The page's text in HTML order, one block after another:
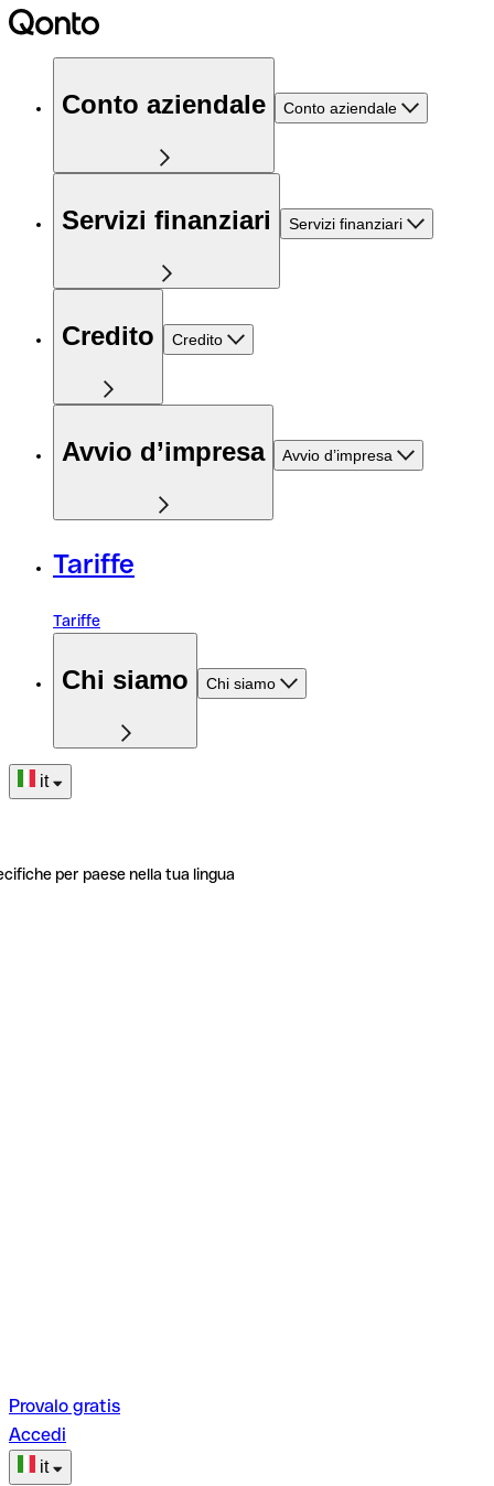
Conto aziendale Conto aziendale
Servizi finanziari Servizi finanziari
Credito Credito
Avvio d’impresa Avvio d’impresa
Tariffe
Tariffe
Chi siamo Chi siamo
it
per paese nella tua lingua
Provalo gratis
Accedi
it